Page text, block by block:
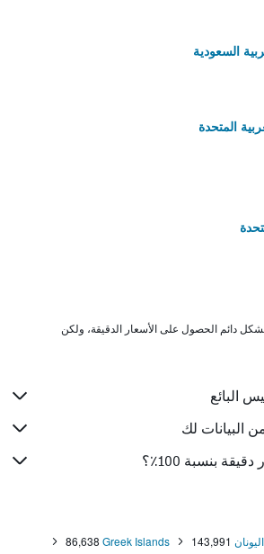
السعودية
المتحدة
البيانات لك
بنسبة 100٪؟
اليونان 143,991
Greek Islands
86,638